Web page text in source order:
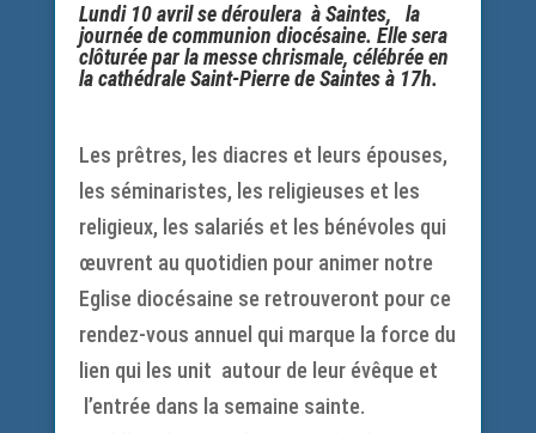
Lundi 10 avril se déroulera à Saintes, la
journée de communion diocésaine. Elle sera
clôturée par la messe chrismale, célébrée en
la cathédrale Saint-Pierre de Saintes à 17h.
Les prêtres, les diacres et leurs épouses,
les séminaristes, les religieuses et les
religieux, les salariés et les bénévoles qui
œuvrent au quotidien pour animer notre
Eglise diocésaine se retrouveront pour ce
rendez-vous annuel qui marque la force du
lien qui les unit autour de leur évêque et
l’entrée dans la semaine sainte.